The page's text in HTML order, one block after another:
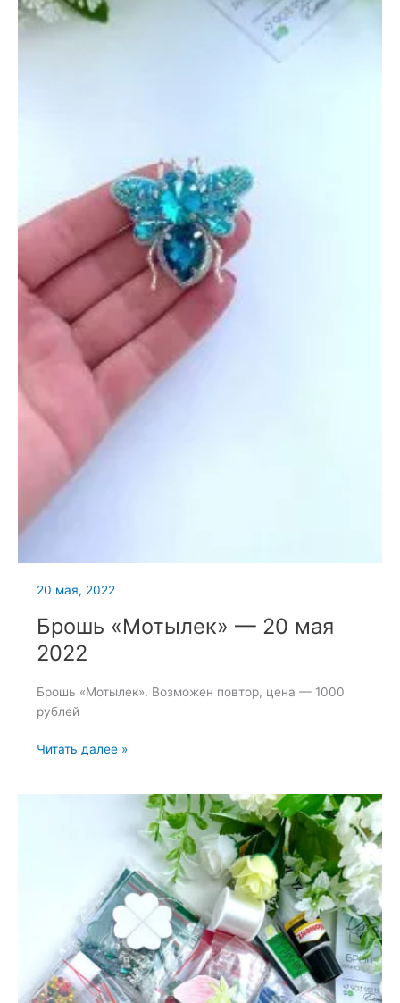
20 мая, 2022
Брошь «Мотылек» — 20 мая
2022
Брошь «Мотылек». Возможен повтор, цена — 1000
рублей
Брошь
Читать далее »